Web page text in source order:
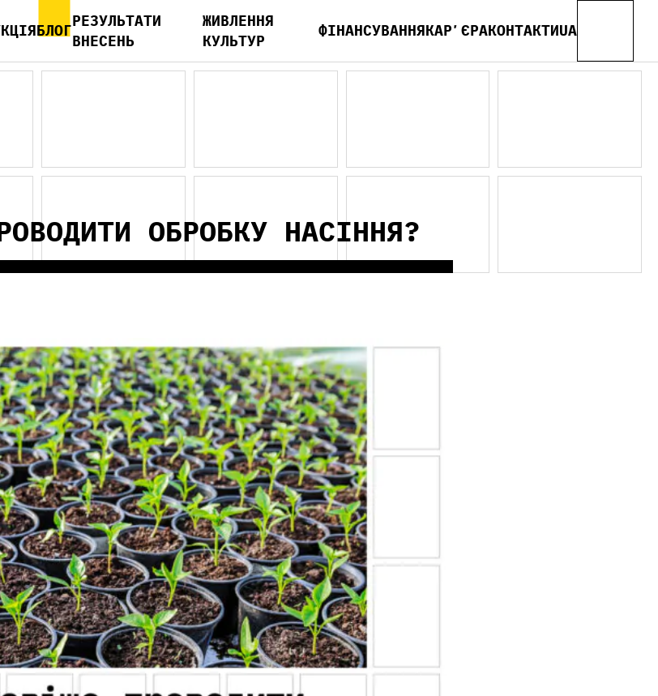
БЛОГ
РЕЗУЛЬТАТИ
ВНЕСЕНЬ
ЖИВЛЕННЯ
КУЛЬТУР
ФІНАНСУВАННЯКАРʼЄРАКОНТАКТИUA
ОБРОБКУ НАСІННЯ?